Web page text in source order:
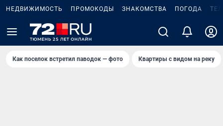
НЕДВИЖИМОСТЬ ПРОМОКОДЫ ЗНАКОМСТВА ПОГОДА
Как поселок встретил паводок — фото Квартиры с видом на реку